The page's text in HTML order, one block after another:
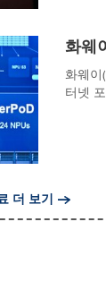
화웨
화웨이
터넷
더 보기